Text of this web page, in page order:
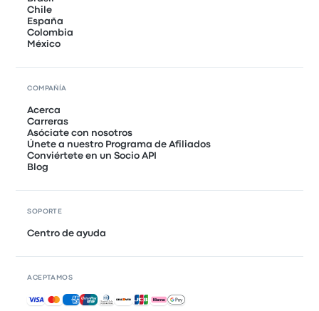
Chile
España
Colombia
México
COMPAÑÍA
Acerca
Carreras
Asóciate con nosotros
Únete a nuestro Programa de Afiliados
Conviértete en un Socio API
Blog
SOPORTE
Centro de ayuda
ACEPTAMOS
Pagos aceptados